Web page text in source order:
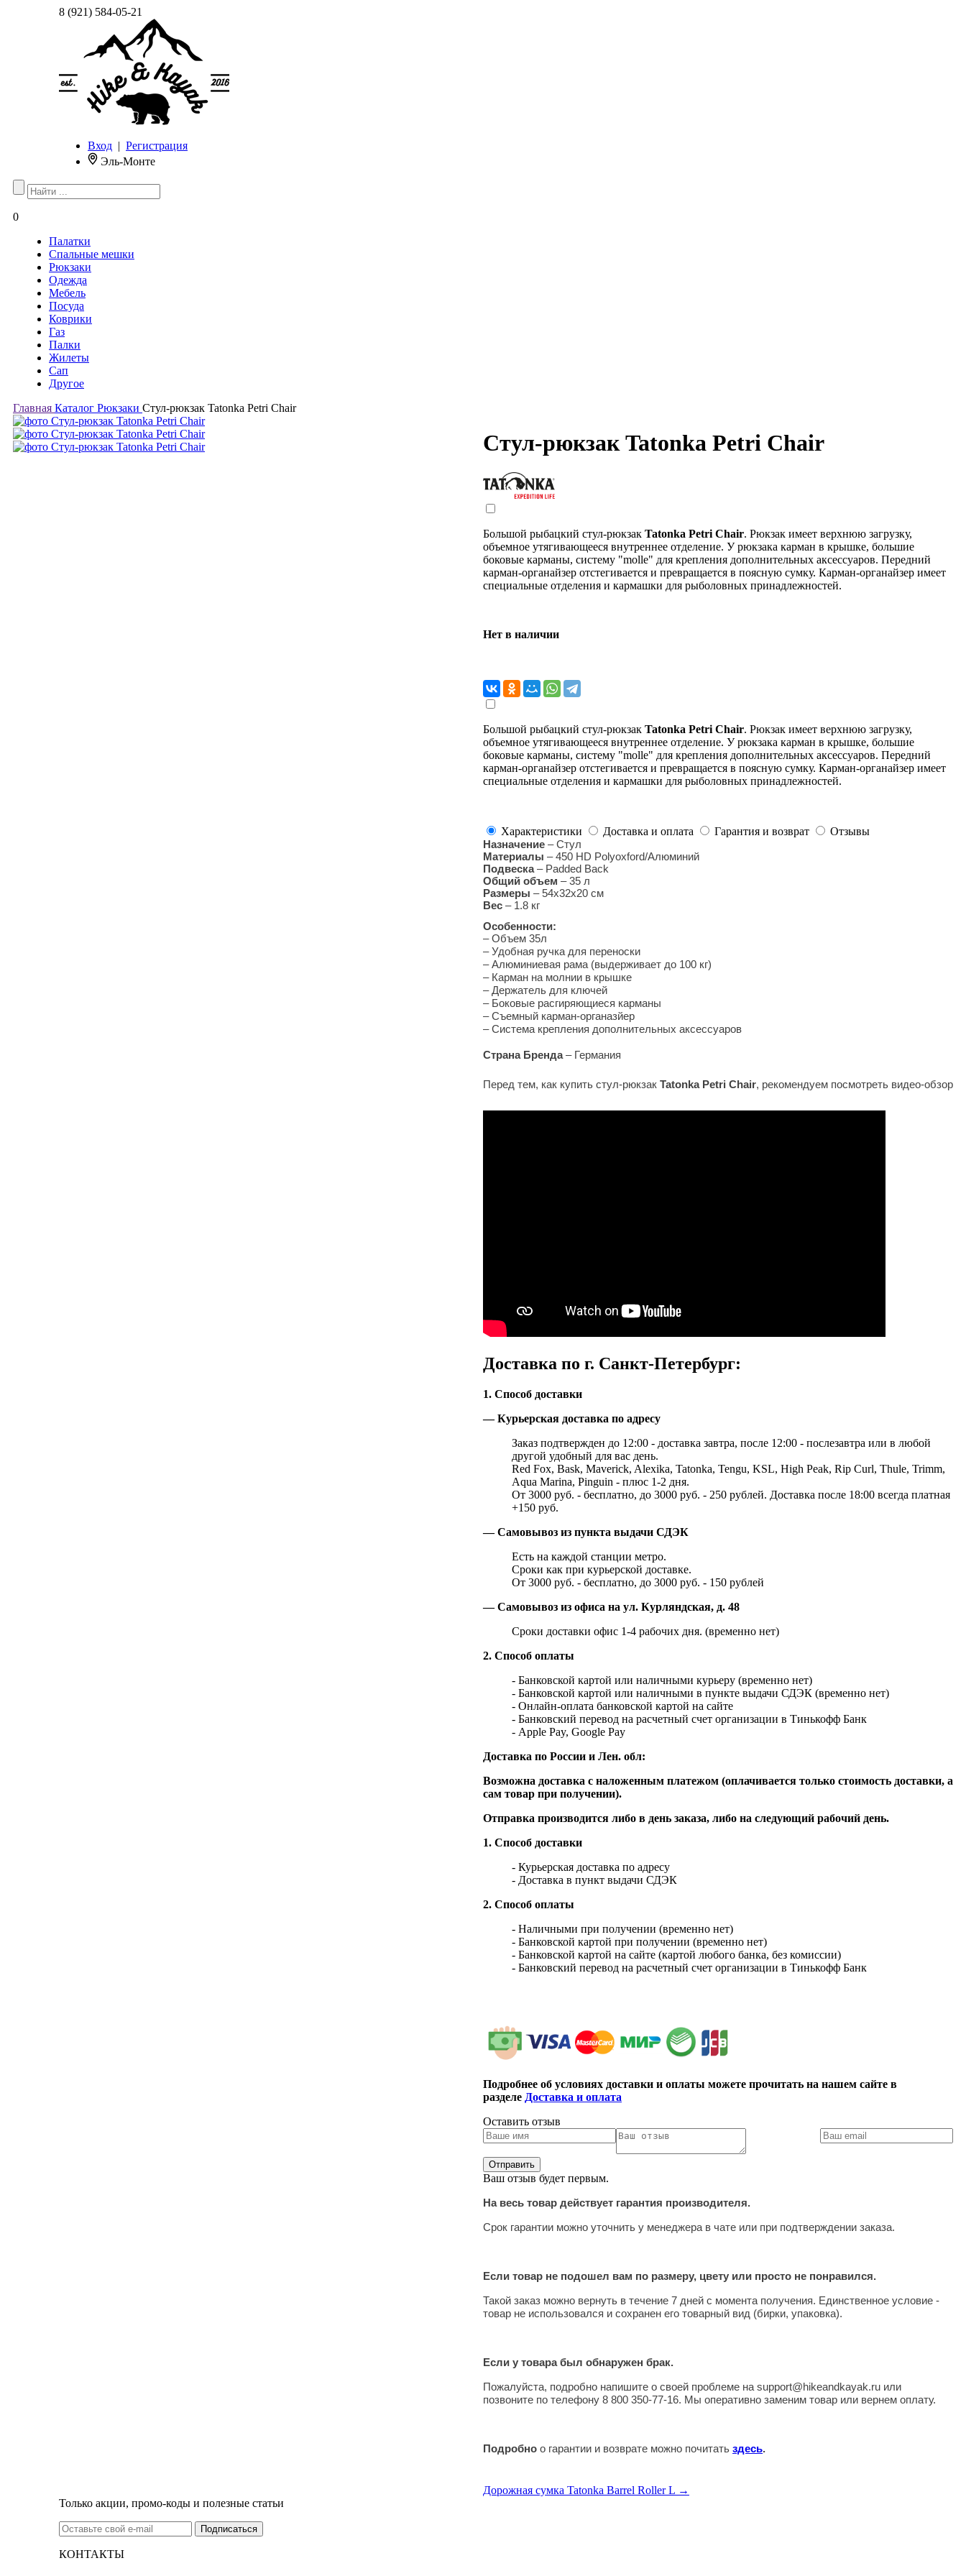
8 (921) 584-05-21
Вход | Регистрация
Эль-Монте
0
Палатки
Спальные мешки
Рюкзаки
Одежда
Мебель
Посуда
Коврики
Газ
Палки
Жилеты
Сап
Другое
Главная Каталог Рюкзаки Стул-рюкзак Tatonka Petri Chair
Стул-рюкзак Tatonka Petri Chair
Большой рыбацкий стул-рюкзак Tatonka Petri Chair. Рюкзак имеет верхнюю загрузку,
объемное утягивающееся внутреннее отделение. У рюкзака карман в крышке, большие
боковые карманы, систему "molle" для крепления дополнительных аксессуаров. Передний
карман-органайзер отстегивается и превращается в поясную сумку. Карман-органайзер имеет
специальные отделения и кармашки для рыболовных принадлежностей.
Нет в наличии
Большой рыбацкий стул-рюкзак Tatonka Petri Chair. Рюкзак имеет верхнюю загрузку,
объемное утягивающееся внутреннее отделение. У рюкзака карман в крышке, большие
боковые карманы, систему "molle" для крепления дополнительных аксессуаров. Передний
карман-органайзер отстегивается и превращается в поясную сумку. Карман-органайзер имеет
специальные отделения и кармашки для рыболовных принадлежностей.
Характеристики Доставка и оплата Гарантия и возврат
Отзывы
Назначение – Стул
Материалы – 450 HD Polyoxford/Алюминий
Подвеска– Padded Back
Общий объем – 35 л
Размеры – 54x32x20 см
Вес – 1.8 кг
Особенности:
– Объем 35л
–Удобная ручка для переноски
–Алюминиевая рама (выдерживает до 100 кг)
– Карман на молнии в крышке
–Держатель для ключей
– Боковые расгиряющиеся карманы
–Съемный карман-органазйер
–Система крепления дополнительных аксессуаров
Страна Бренда– Германия
Перед тем, как купить стул-рюкзак Tatonka Petri Chair, рекомендуем посмотреть видео-обзор
Доставка по г. Санкт-Петербург:
1. Способ доставки
— Курьерская доставка по адресу
Заказ подтвержден до 12:00 - доставка завтра, после 12:00 - послезавтра или в любой
другой удобный для вас день.
Red Fox, Bask, Maverick, Alexika, Tatonka, Tengu, KSL, High Peak, Rip Curl, Thule, Trimm,
Aqua Marina, Pinguin - плюс 1-2 дня.
От 3000 руб. - бесплатно, до 3000 руб. - 250 рублей. Доставка после 18:00 всегда платная
+150 руб.
— Самовывоз из пункта выдачи СДЭК
Есть на каждой станции метро.
Сроки как при курьерской доставке.
От 3000 руб. - бесплатно, до 3000 руб. - 150 рублей
— Самовывоз из офиса на ул. Курляндская, д. 48
Сроки доставки офис 1-4 рабочих дня. (временно нет)
2. Способ оплаты
- Банковской картой или наличными курьеру (временно нет)
- Банковской картой или наличными в пункте выдачи СДЭК (временно нет)
- Онлайн-оплата банковской картой на сайте
- Банковский перевод на расчетный счет организации в Тинькофф Банк
- Apple Pay, Google Pay
Доставка по России и Лен. обл:
Возможна доставка с наложенным платежом (оплачивается только стоимость доставки, а
сам товар при получении).
Отправка производится либо в день заказа, либо на следующий рабочий день.
1. Способ доставки
- Курьерская доставка по адресу
- Доставка в пункт выдачи СДЭК
2. Способ оплаты
- Наличными при получении (временно нет)
- Банковской картой при получении (временно нет)
- Банковской картой на сайте (картой любого банка, без комиссии)
- Банковский перевод на расчетный счет организации в Тинькофф Банк
Подробнее об условиях доставки и оплаты можете прочитать на нашем сайте в
разделе Доставка и оплата
Оставить отзыв
Ваш отзыв будет первым.
На весь товар действует гарантия производителя.
Срок гарантии можно уточнить у менеджера в чате или при подтверждении заказа.
Если товар не подошел вам по размеру, цвету или просто не понравился.
Такой заказ можно вернуть в течение 7 дней с момента получения. Единственное условие -
товар не использовался и сохранен его товарный вид (бирки, упаковка).
Если у товара был обнаружен брак.
Пожалуйста, подробно напишите о своей проблеме на support@hikeandkayak.ru или
позвоните по телефону 8 800 350-77-16. Мы оперативно заменим товар или вернем оплату.
Подробно о гарантии и возврате можно почитать здесь.
Дорожная сумка Tatonka Barrel Roller L →
Только акции, промо-коды и полезные статьи
КОНТАКТЫ